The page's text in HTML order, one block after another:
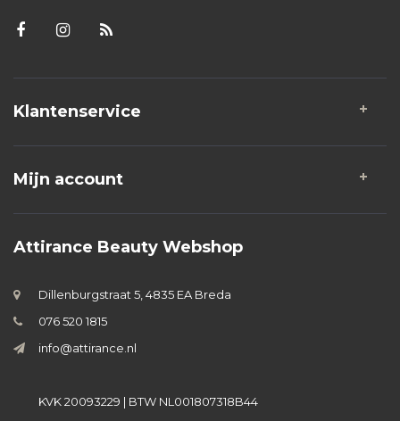
Klantenservice
Mijn account
Attirance Beauty Webshop
Dillenburgstraat 5, 4835 EA Breda
076 520 1815
info@attirance.nl
KVK 20093229 | BTW NL001807318B44